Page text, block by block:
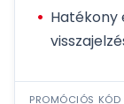
PROMÓCIÓS KÓD